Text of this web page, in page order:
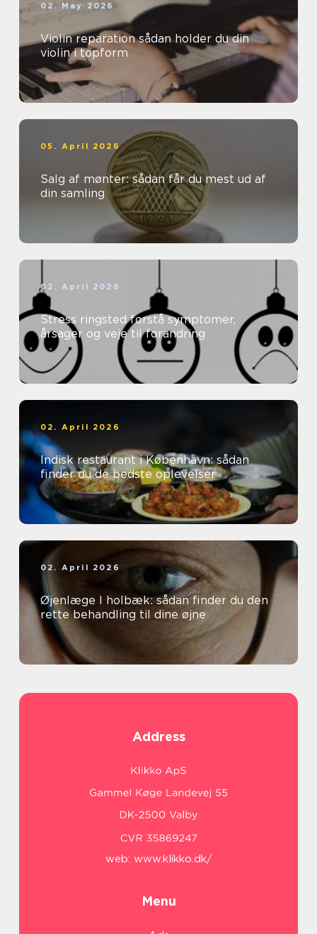
02. May 2026
Violin reparation sådan holder du din
violin i topform
05. April 2026
Salg af mønter: sådan får du mest ud af
din samling
02. April 2026
Stress ringsted forstå symptomer,
årsager og veje til forandring
02. April 2026
Indisk restaurant i København: sådan
finder du de bedste oplevelser
02. April 2026
Øjenlæge I holbæk: sådan finder du den
rette behandling til dine øjne
Address
web: www.klikko.dk/
Menu